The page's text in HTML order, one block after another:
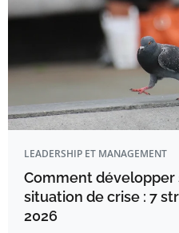
LEADERSHIP ET MANAGEMENT
Comment développer
situation de crise : 7
2026